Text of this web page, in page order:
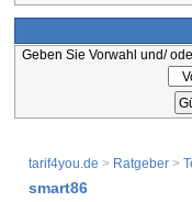
Geben Sie Vorwahl und/
tarif4you.de > Ratgeber >
smart86